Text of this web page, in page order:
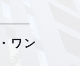
ワン